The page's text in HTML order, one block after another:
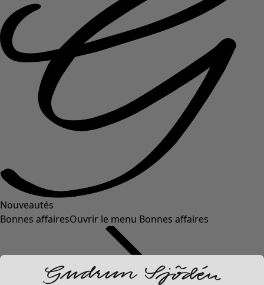
Nouveautés
Bonnes affairesOuvrir le menu Bonnes affaires